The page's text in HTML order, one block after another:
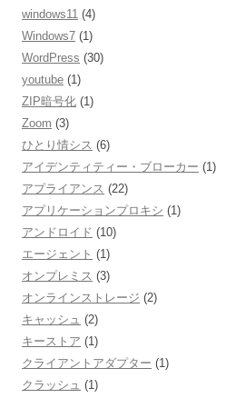
windows11 (4)
Windows7 (1)
WordPress (30)
youtube (1)
ZIP暗号化 (1)
Zoom (3)
ひとり情シス (6)
アイデンティティー・ブローカー (1)
アプライアンス (22)
アプリケーションプロキシ (1)
アンドロイド (10)
エージェント (1)
オンプレミス (3)
オンラインストレージ (2)
キャッシュ (2)
キーストア (1)
クライアントアダプター (1)
クラッシュ (1)